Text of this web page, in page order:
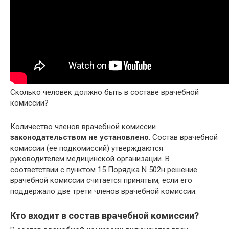
Сколько человек должно быть в составе врачебной
комиссии?
Количество членов врачебной комиссии
законодательством не установлено. Состав врачебной
комиссии (ее подкомиссий) утверждаются
руководителем медицинской организации. В
соответствии с пунктом 15 Порядка N 502н решение
врачебной комиссии считается принятым, если его
поддержало две трети членов врачебной комиссии.
Кто входит в состав врачебной комиссии?